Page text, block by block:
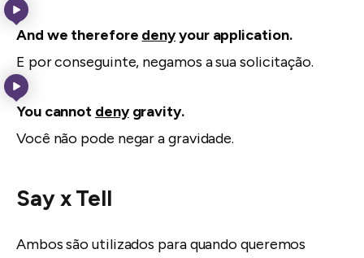
And we therefore denyyour application.
E por conseguinte, negamos a sua solicitação.
You cannot denygravity.
Você não pode negar a gravidade.
Say x Tell
Ambos são utilizados para quando queremos